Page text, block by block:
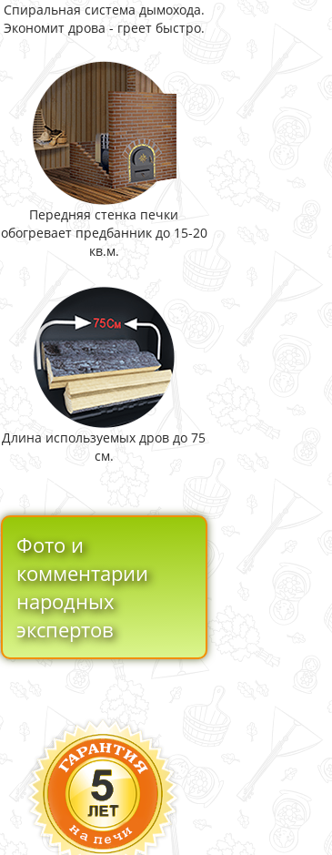
Спиральная система дымохода.
Экономит дрова - греет быстро.
Передняя стенка печки
обогревает предбанник до 15-20
кв.м.
Длина используемых дров до 75
см.
Фото и
комментарии
народных
экспертов